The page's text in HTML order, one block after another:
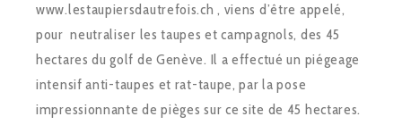
www.lestaupiersdautrefois.ch , viens d’être appelé,
pour neutraliser les taupes et campagnols, des 45
hectares du golf de Genève. Il a effectué un piégeage
intensif anti-taupes et rat-taupe, par la pose
impressionnante de pièges sur ce site de 45 hectares.